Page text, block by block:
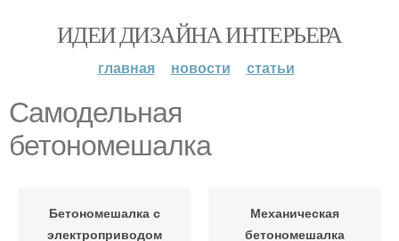
ИДЕИ ДИЗАЙНА ИНТЕРЬЕРА
главная новости статьи
Самодельная
бетономешалка
Бетономешалка с
электроприводом
Механическая
бетономешалка